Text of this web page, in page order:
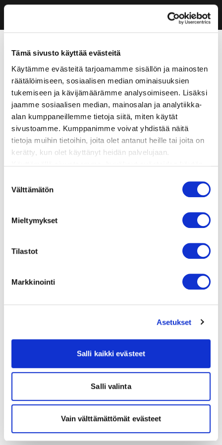
Tämä sivusto käyttää evästeitä
Käytämme evästeitä tarjoamamme sisällön ja mainosten
räätälöimiseen, sosiaalisen median ominaisuuksien
tukemiseen ja kävijämäärämme analysoimiseen. Lisäksi
jaamme sosiaalisen median, mainosalan ja analytiikka-
alan kumppaneillemme tietoja siitä, miten käytät
sivustoamme. Kumppanimme voivat yhdistää näitä
tietoja muihin tietoihin, joita olet antanut heille tai joita on
kerätty, kun olet käyttänyt heidän palvelujaan.
valinta
Välttämätön
Mieltymykset
Tilastot
Markkinointi
Asetukset
Salli kaikki evästeet
Salli valinta
Vain välttämättömät evästeet